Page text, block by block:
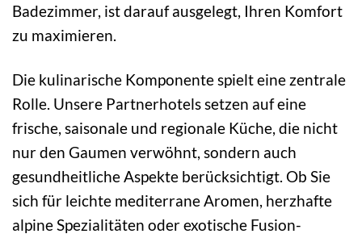
Badezimmer, ist darauf ausgelegt, Ihren Komfort
zu maximieren.
Die kulinarische Komponente spielt eine zentrale
Rolle. Unsere Partnerhotels setzen auf eine
frische, saisonale und regionale Küche, die nicht
nur den Gaumen verwöhnt, sondern auch
gesundheitliche Aspekte berücksichtigt. Ob Sie
sich für leichte mediterrane Aromen, herzhafte
alpine Spezialitäten oder exotische Fusion-